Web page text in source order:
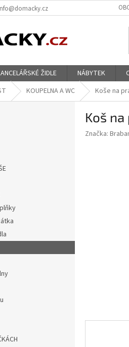
ŽIDLE NÁBYTEK
KOUPELNA A WC Koše na
Koš
Značka: